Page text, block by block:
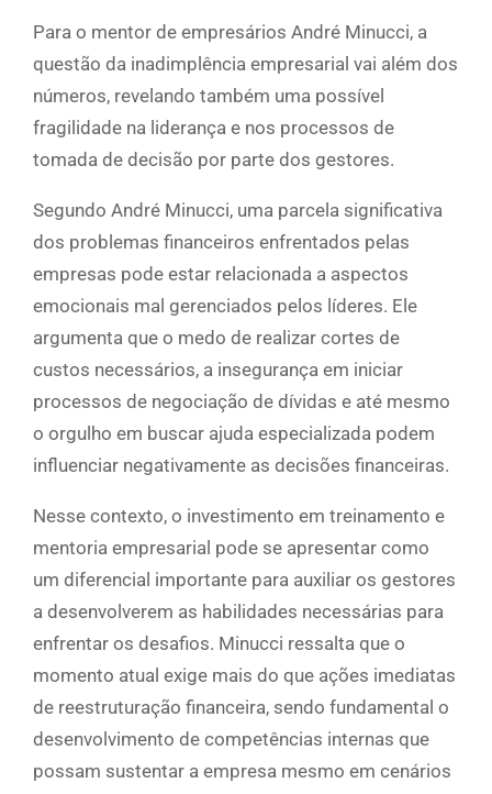
Para o mentor de empresários André Minucci, a
questão da inadimplência empresarial vai além dos
números, revelando também uma possível
fragilidade na liderança e nos processos de
tomada de decisão por parte dos gestores.
Segundo André Minucci, uma parcela significativa
dos problemas financeiros enfrentados pelas
empresas pode estar relacionada a aspectos
emocionais mal gerenciados pelos líderes. Ele
argumenta que o medo de realizar cortes de
custos necessários, a insegurança em iniciar
processos de negociação de dívidas e até mesmo
o orgulho em buscar ajuda especializada podem
influenciar negativamente as decisões financeiras.
Nesse contexto, o investimento em treinamento e
mentoria empresarial pode se apresentar como
um diferencial importante para auxiliar os gestores
a desenvolverem as habilidades necessárias para
enfrentar os desafios. Minucci ressalta que o
momento atual exige mais do que ações imediatas
de reestruturação financeira, sendo fundamental o
desenvolvimento de competências internas que
possam sustentar a empresa mesmo em cenários